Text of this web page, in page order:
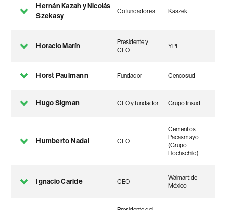
Hernán Kazah y Nicolás
Szekasy
Cofundadores Kaszek
Horacio Marín
Presidente y
CEO
YPF
Horst Paulmann Fundador Cencosud
Hugo Sigman CEO y fundador Grupo Insud
Humberto Nadal CEO
Cementos
Pacasmayo
(Grupo
Hochschild)
Ignacio Caride CEO
Walmart de
México